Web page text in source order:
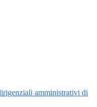
amministrativi di